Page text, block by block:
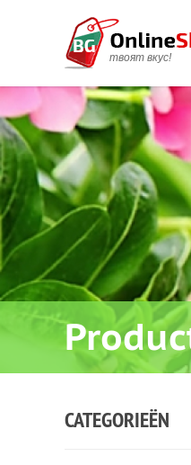
твоят вкус!
CATEGORIEËN